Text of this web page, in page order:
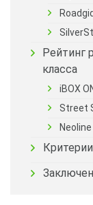
Рейтинг
класса
iBOX
Street